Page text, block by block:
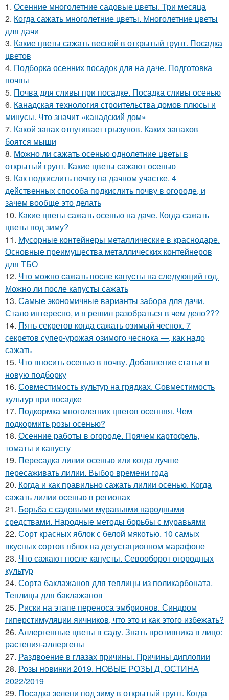
1. Осенние многолетние садовые цветы. Три месяца
2. Когда сажать многолетние цветы. Многолетние цветы
для дачи
3. Какие цветы сажать весной в открытый грунт. Посадка
цветов
4. Подборка осенних посадок для на даче. Подготовка
почвы
5. Почва для сливы при посадке. Посадка сливы осенью
6. Канадская технология строительства домов плюсы и
минусы. Что значит «канадский дом»
7. Какой запах отпугивает грызунов. Каких запахов
боятся мыши
8. Можно ли сажать осенью однолетние цветы в
открытый грунт. Какие цветы сажают осенью
9. Как подкислить почву на дачном участке. 4
действенных способа подкислить почву в огороде, и
зачем вообще это делать
10. Какие цветы сажать осенью на даче. Когда сажать
цветы под зиму?
11. Мусорные контейнеры металлические в краснодаре.
Основные преимущества металлических контейнеров
для ТБО
12. Что можно сажать после капусты на следующий год.
Можно ли после капусты сажать
13. Самые экономичные варианты забора для дачи.
Стало интересно, и я решил разобраться в чем дело???
14. Пять секретов когда сажать озимый чеснок. 7
секретов супер-урожая озимого чеснока —, как надо
сажать
15. Что вносить осенью в почву. Добавление статьи в
новую подборку
16. Совместимость культур на грядках. Совместимость
культур при посадке
17. Подкормка многолетних цветов осенняя. Чем
подкормить розы осенью?
18. Осенние работы в огороде. Прячем картофель,
томаты и капусту
19. Пересадка лилии осенью или когда лучше
пересаживать лилии. Выбор времени года
20. Когда и как правильно сажать лилии осенью. Когда
сажать лилии осенью в регионах
21. Борьба с садовыми муравьями народными
средствами. Народные методы борьбы с муравьями
22. Сорт красных яблок с белой мякотью. 10 самых
вкусных сортов яблок на дегустационном марафоне
23. Что сажают после капусты. Севооборот огородных
культур
24. Сорта баклажанов для теплицы из поликарбоната.
Теплицы для баклажанов
25. Риски на этапе переноса эмбрионов. Синдром
гиперстимуляции яичников, что это и как этого избежать?
26. Аллергенные цветы в саду. Знать противника в лицо:
растения-аллергены
27. Раздвоение в глазах причины. Причины диплопии
28. Розы новинки 2019. НОВЫЕ РОЗЫ Д. ОСТИНА
2022/2019
29. Посадка зелени под зиму в открытый грунт. Когда